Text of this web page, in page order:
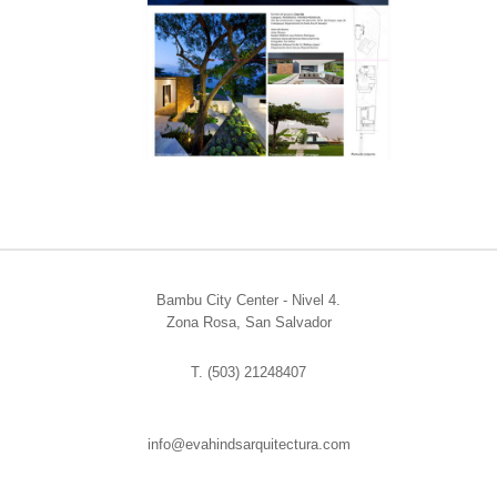
Bambu City Center - Nivel 4.
Zona Rosa, San Salvador
T. (503) 21248407
info@evahindsarquitectura.com